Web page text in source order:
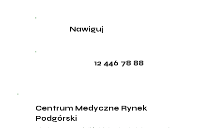
12 446 78 88
Nawiguj
Centrum Medyczne Rynek
Podgórski